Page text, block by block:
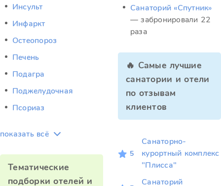
Инсульт
Инфаркт
Остеопороз
Печень
Подагра
Поджелудочная
Псориаз
показать всё
Тематические
подборки отелей и
Санаторий «Спутник»
— забронировали 22
раза
🔥 Самые лучшие
санатории и отели
по отзывам
клиентов
5
Санаторно-
курортный комплекс
"Плисса"
Санаторий